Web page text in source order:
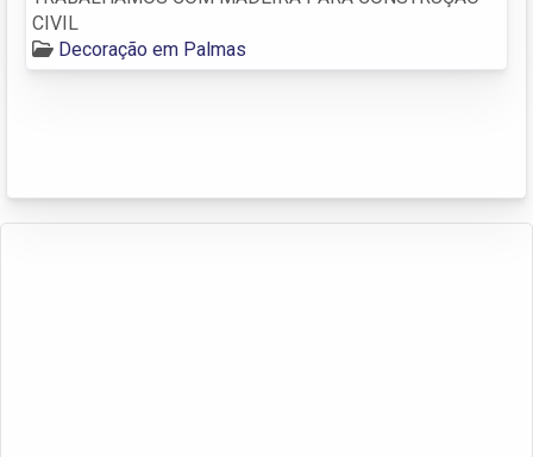
CIVIL
Decoração em Palmas